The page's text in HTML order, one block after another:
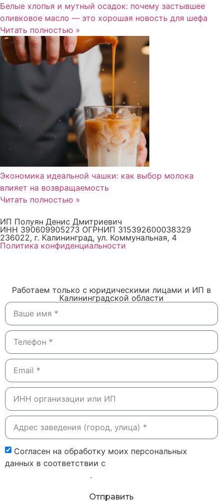
Белые хлопья и мутный осадок: почему застывшее
оливковое масло — это хорошая новость для шефа
Читать полностью »
Экономика идеальной чашки: как выбор молока
влияет на возвращаемость
Читать полностью »
ИП Полуян Денис Дмитриевич
ИНН 390609905273 ОГРНИП 315392600038329
236022, г. Калининград, ул. Коммунальная, 4
Политика конфиденциальности
Работаем только с юридическими лицами и ИП в
Калининградской области
Согласен на обработку моих персональных
данных в соответствии с
.
Отправить